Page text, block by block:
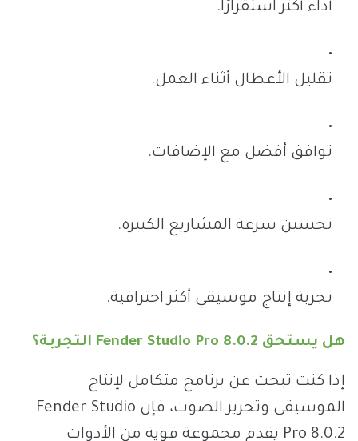
أداء أكثر استقرارًا.
تقليل الأعطال أثناء العمل.
توافق أفضل مع الإضافات.
تحسين سرعة المشاريع الكبيرة.
تجربة إنتاج موسيقي أكثر احترافية.
هل يستحق Fender Studio Pro 8.0.2 التجربة؟
إذا كنت تبحث عن برنامج متكامل لإنتاج
الموسيقى وتحرير الصوت، فإن Fender Studio
Pro 8.0.2 يقدم مجموعة قوية من الأدوات